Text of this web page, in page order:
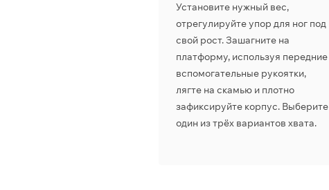
Установите нужный вес,
отрегулируйте упор для ног под
свой рост. Зашагните на
платформу, используя передние
вспомогательные рукоятки,
лягте на скамью и плотно
зафиксируйте корпус. Выберите
один из трёх вариантов хвата.